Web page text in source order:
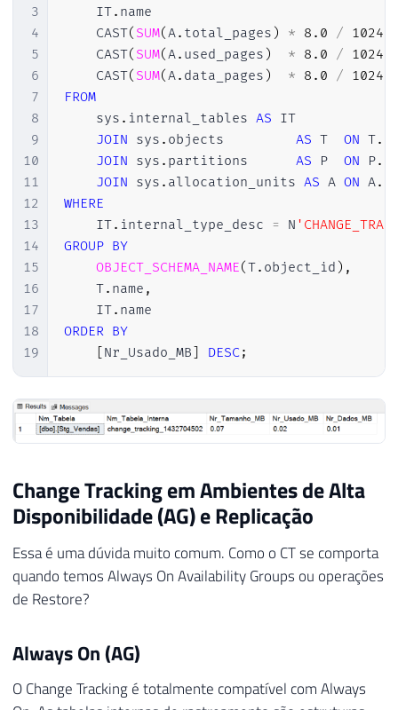
3
4
5
6
7
8
9
10
11
12
13
14
15
16
17
18
19
    IT
.
    CAST
( SUM(A. total_pages ) * 8.0 / 1024
    CAST
( SUM(A. used_pages ) * 8.0 / 1024
    CAST
( SUM(A. data_pages ) * 8.0 / 1024
FROM
    sys
. internal_tables AS IT
JOIN sys . objects AS T ON T.
JOIN sys . partitions AS P ON P.
JOIN sys . allocation_units AS A ON A.
WHERE
    IT
. internal_type_desc = N
GROUP BY
OBJECT_SCHEMA_NAME(T. object_id ) ,
    T
. name ,
    IT
.
ORDER BY
[Nr_Usado_MB] DESC;
Change Tracking em Ambientes de Alta
Disponibilidade (AG) e Replicação
Essa é uma dúvida muito comum. Como o CT se comporta
quando temos Always On Availability Groups ou operações
de Restore?
Always On (AG)
O Change Tracking é totalmente compatível com Always